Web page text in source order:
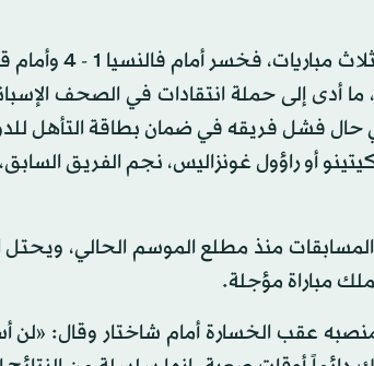
نظيفين، ما أدى إلى حملة انتقادات في الصحف
حال فشل فريقه في ضمان بطاقة التأهل
أو راؤول غونزاليس، نجم الفريق
5 مباريات في 15 مباراة في مختلف المسابقات منذ مطلع الموسم الحالي،
عقب الخسارة أمام شاختار وقال: «لن